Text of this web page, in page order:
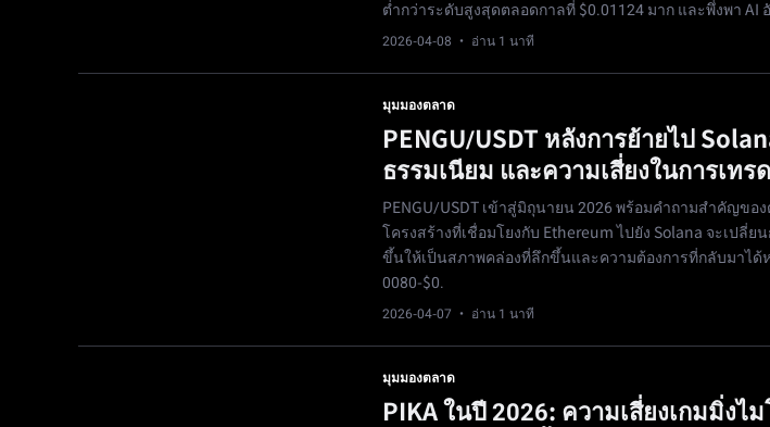
ต่ำกว่าระดับสูงสุดตลอดกาลที่ $0.01124 มาก และพึ่งพา AI
2026-04-08 · อ่าน 1 นาที
มุมมองตลาด
PENGU/USDT หลังการย้ายไป
ธรรมเนียม และความเสี่ยงในการเท
PENGU/USDT เข้าสู่มิถุนายน 2026 พร้อมคำถามสำคัญขอ
โครงสร้างที่เชื่อมโยงกับ Ethereum ไปยัง Solana จะเปลี่
ขึ้นให้เป็นสภาพคล่องที่ลึกขึ้นและความต้องการที่กลับมาได้
0080-$0.
2026-04-07 · อ่าน 1 นาที
มุมมองตลาด
PIKA ในปี 2026: ความเสี่ยงเกมมิ่ง